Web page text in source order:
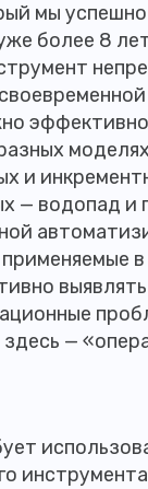
мы
более 8
эффективно
и
— водопад и
—